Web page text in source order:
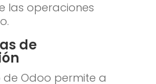
las operaciones
de
de Odoo permite a